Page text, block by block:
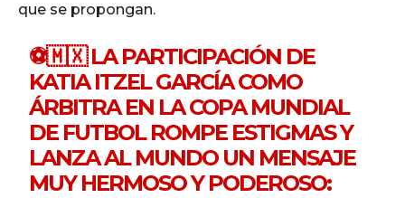
que se propongan.
⚽️🇲🇽 LA PARTICIPACIÓN DE
KATIA ITZEL GARCÍA COMO
ÁRBITRA EN LA COPA MUNDIAL
DE FUTBOL ROMPE ESTIGMAS Y
LANZA AL MUNDO UN MENSAJE
MUY HERMOSO Y PODEROSO: